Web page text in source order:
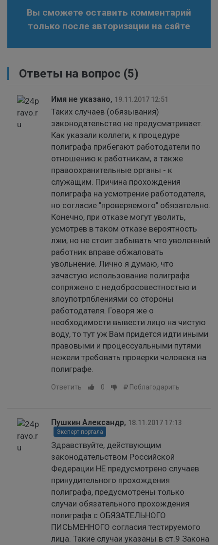
Вы сможете оставить комментарий
только после авторизации на сайте
Ответы на вопрос (5)
Имя не указано, 19.11.2017 12:51
Таких случаев (обязывания)
законодательство не предусматривает.
Как указали коллеги, к процедуре
полиграфа прибегают работодатели по
отношению к работникам, а также
правоохранительные органы - к
служащим. Причина прохождения
полиграфа на усмотрение работодателя,
но согласие "проверяемого" обязательно.
Конечно, при отказе могут уволить,
усмотрев в таком отказе вероятность
лжи, но не стоит забывать что уволенный
работник вправе обжаловать
увольнение. Лично я думаю, что
зачастую использование полиграфа
сопряжено с недобросовестностью и
злоупотрпблениями со стороны
работодателя. Говоря же о
необходимости вывести лицо на чистую
воду, то тут уж Вам придется идти иными
правовыми и процессуальными путями
нежели требовать проверки человека на
полиграфе.
Ответить 0 Поблагодарить
Пушкин Александр, 18.11.2017 17:13
Эксперт портала
Здравствуйте, действующим
законодательством Российской
Федерации НЕ предусмотрено случаев
принудительного прохождения
полиграфа, предусмотрены только
случаи обязательного прохождения
полиграфа с ОБЯЗАТЕЛЬНОГО
ПИСЬМЕННОГО согласия тестируемого
лица. Такие случаи указаны в ст.9 Закона